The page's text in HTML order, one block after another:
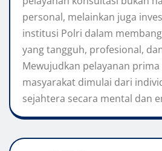
personal, melainkan juga
institusi Polri dalam
yang tangguh, profesional,
Mewujudkan pelayanan prima
masyarakat dimulai dari
sejahtera secara mental dan